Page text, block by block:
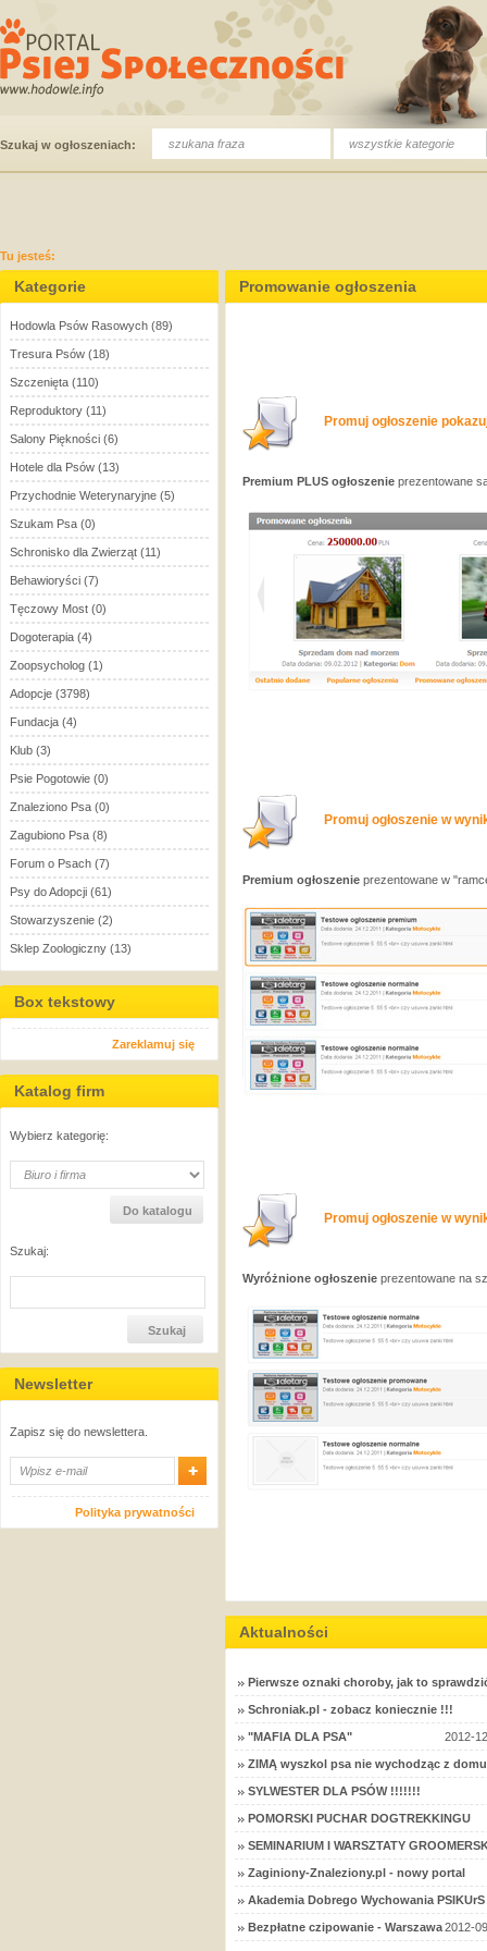
Szukaj w ogłoszeniach: wszystkie kategorie
Tu jesteś:
Kategorie
Hodowla Psów Rasowych (89)
Tresura Psów (18)
Szczenięta (110)
Reproduktory (11)
Salony Piękności (6)
Hotele dla Psów (13)
Przychodnie Weterynaryjne (5)
Szukam Psa (0)
Schronisko dla Zwierząt (11)
Behawioryści (7)
Tęczowy Most (0)
Dogoterapia (4)
Zoopsycholog (1)
Adopcje (3798)
Fundacja (4)
Klub (3)
Psie Pogotowie (0)
Znaleziono Psa (0)
Zagubiono Psa (8)
Forum o Psach (7)
Psy do Adopcji (61)
Stowarzyszenie (2)
Sklep Zoologiczny (13)
Box tekstowy
Zareklamuj się
Katalog firm
Wybierz kategorię:
Szukaj:
Newsletter
Zapisz się do newslettera.
Polityka prywatności
Promowanie ogłoszenia
Promuj ogłoszenie
Premium PLUS ogłoszenie prezentowane
Promuj ogłoszenie w
Premium ogłoszenie prezentowane w
Promuj ogłoszenie w
Wyróżnione ogłoszenie prezentowane na
Aktualności
Pierwsze oznaki choroby, jak to
Schroniak.pl - zobacz koniecznie !!!
"MAFIA DLA PSA" 2012-
ZIMĄ wyszkol psa nie wychodząc z
SYLWESTER DLA PSÓW !!!!!!!
POMORSKI PUCHAR DOGTREKKINGU
SEMINARIUM I WARSZTATY
Zaginiony-Znaleziony.pl - nowy portal
Akademia Dobrego Wychowania
Bezpłatne czipowanie - Warszawa2012-